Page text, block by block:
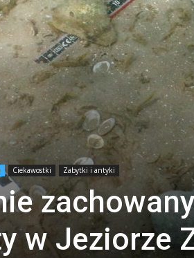
Ciekawostki Zabytki i antyki
w Jeziorze